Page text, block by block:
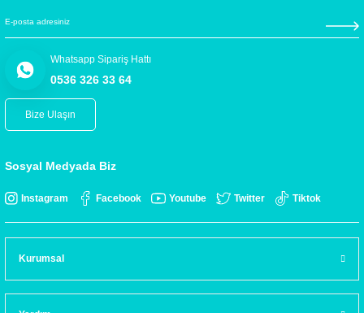
Whatsapp Sipariş Hattı
0536 326 33 64
Bize Ulaşın
Sosyal Medyada Biz
Instagram Facebook Youtube Twitter Tiktok
Kurumsal